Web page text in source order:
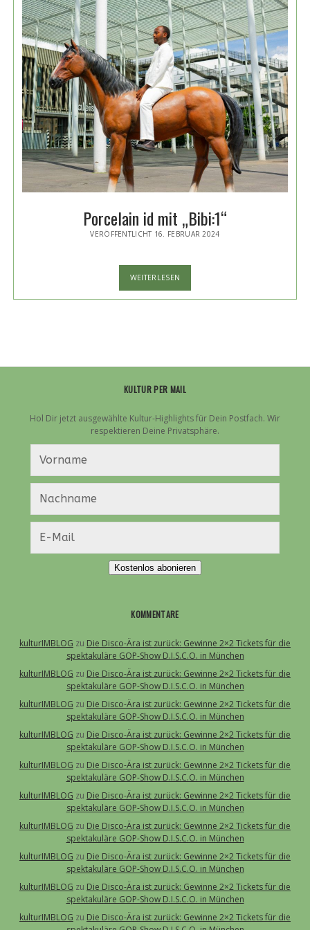
Porcelain id mit „Bibi:1“
VERÖFFENTLICHT 16. FEBRUAR 2024
WEITERLESEN
ID
KULTUR PER MAIL
Hol Dir jetzt ausgewählte Kultur-Highlights für Dein Postfach. Wir
respektieren Deine Privatsphäre.
Kostenlos abonieren
KOMMENTARE
kulturIMBLOG zu Die Disco-Ära ist zurück: Gewinne 2×2 Tickets für die
spektakuläre GOP-Show D.I.S.C.O. in München
kulturIMBLOG zu Die Disco-Ära ist zurück: Gewinne 2×2 Tickets für die
spektakuläre GOP-Show D.I.S.C.O. in München
kulturIMBLOG zu Die Disco-Ära ist zurück: Gewinne 2×2 Tickets für die
spektakuläre GOP-Show D.I.S.C.O. in München
kulturIMBLOG zu Die Disco-Ära ist zurück: Gewinne 2×2 Tickets für die
spektakuläre GOP-Show D.I.S.C.O. in München
kulturIMBLOG zu Die Disco-Ära ist zurück: Gewinne 2×2 Tickets für die
spektakuläre GOP-Show D.I.S.C.O. in München
kulturIMBLOG zu Die Disco-Ära ist zurück: Gewinne 2×2 Tickets für die
spektakuläre GOP-Show D.I.S.C.O. in München
kulturIMBLOG zu Die Disco-Ära ist zurück: Gewinne 2×2 Tickets für die
spektakuläre GOP-Show D.I.S.C.O. in München
kulturIMBLOG zu Die Disco-Ära ist zurück: Gewinne 2×2 Tickets für die
spektakuläre GOP-Show D.I.S.C.O. in München
kulturIMBLOG zu Die Disco-Ära ist zurück: Gewinne 2×2 Tickets für die
spektakuläre GOP-Show D.I.S.C.O. in München
kulturIMBLOG zu Die Disco-Ära ist zurück: Gewinne 2×2 Tickets für die